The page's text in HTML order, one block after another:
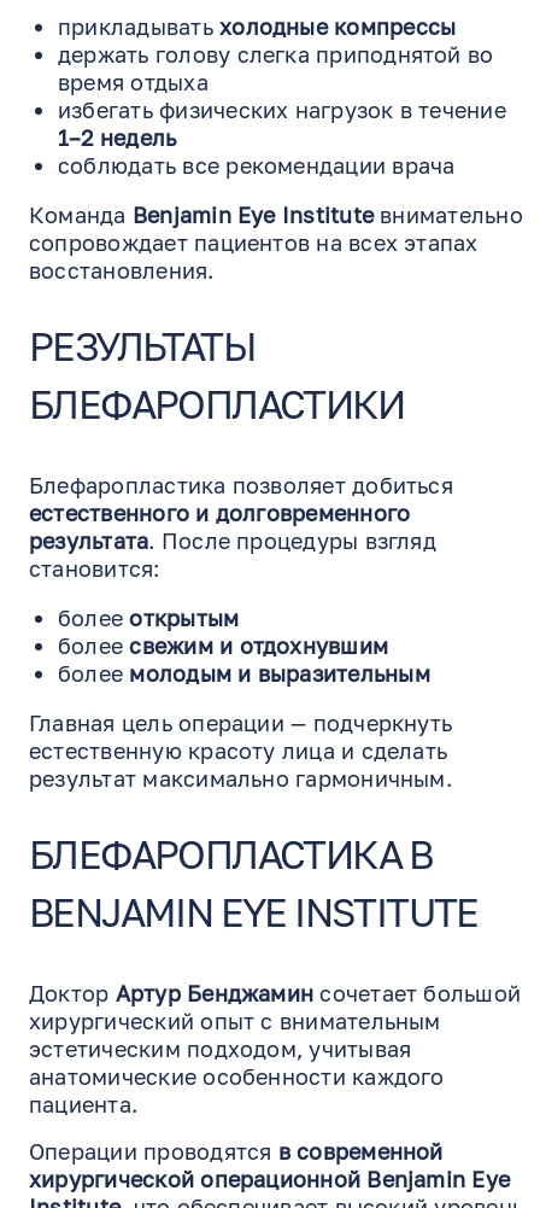
прикладыватьхолодные компрессы
держать голову слегка приподнятой во
время отдыха
избегать физических нагрузок в течение
1–2 недель
соблюдать все рекомендации врача
Команда Benjamin Eye Instituteвнимательно
сопровождает пациентов на всех этапах
восстановления.
РЕЗУЛЬТАТЫ
БЛЕФАРОПЛАСТИКИ
Блефаропластика позволяет добиться
естественного и долговременного
результата. После процедуры взгляд
становится:
болееоткрытым
болеесвежим и отдохнувшим
более молодым и выразительным
Главная цель операции — подчеркнуть
естественную красоту лица и сделать
результат максимально гармоничным.
БЛЕФАРОПЛАСТИКА В
BENJAMIN EYE INSTITUTE
Доктор Артур Бенджамин сочетает большой
хирургический опыт с внимательным
эстетическим подходом, учитывая
анатомические особенности каждого
пациента.
Операции проводятся в современной
хирургической операционной Benjamin Eye